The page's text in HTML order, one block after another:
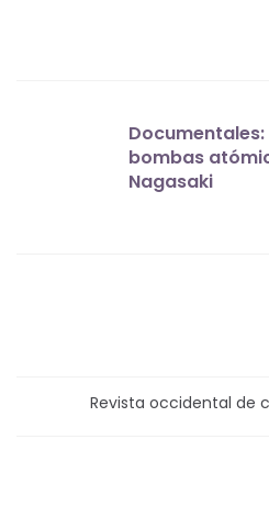
bombas
Nagasaki
Revista occidental de